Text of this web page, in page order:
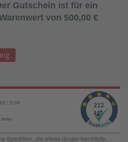
Gutschein ist für ein
von 500,00 €